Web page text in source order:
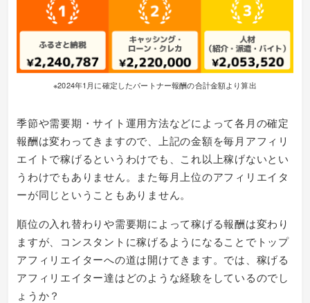
※2024年1月に確定したパートナー報酬の合計金額より算出
季節や需要期・サイト運用方法などによって各月の確定
報酬は変わってきますので、上記の金額を毎月アフィリ
エイトで稼げるというわけでも、これ以上稼げないとい
うわけでもありません。また毎月上位のアフィリエイタ
ーが同じということもありません。
順位の入れ替わりや需要期によって稼げる報酬は変わり
ますが、コンスタントに稼げるようになることでトップ
アフィリエイターへの道は開けてきます。では、稼げる
アフィリエイター達はどのような経験をしているのでし
ょうか？